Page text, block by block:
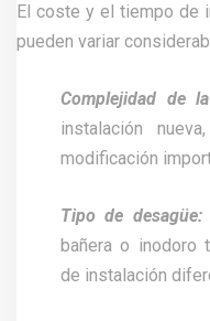
El coste y el tiempo de
pueden variar
Complejidad de
instalación
modificación
Tipo de desagüe:
bañera o inodoro
de instalación